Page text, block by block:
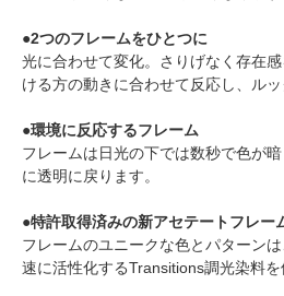
●2つのフレームをひとつに
光に合わせて変化。さりげなく存在
ける方の動きに合わせて反応し、ルッ
●環境に反応するフレーム
フレームは日光の下では数秒で色が
に透明に戻ります。
●特許取得済みの新アセテートフレー
フレームのユニークな色とパターン
速に活性化するTransitions調光染料を